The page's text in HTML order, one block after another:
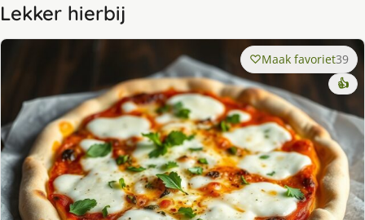
Lekker hierbij
Maak favoriet39
👍